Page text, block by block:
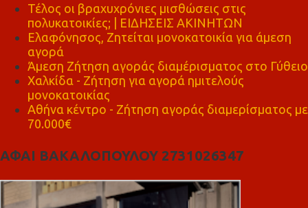
Τέλος οι βραχυχρόνιες μισθώσεις στις
πολυκατοικίες; | ΕΙΔΗΣΕΙΣ ΑΚΙΝΗΤΩΝ
Ελαφόνησος, Ζητείται μονοκατοικία για άμεση
αγορά
Άμεση Ζήτηση αγοράς διαμέρισματος στο Γύθειο
Χαλκίδα - Ζήτηση για αγορά ημιτελούς
μονοκατοικίας
Αθήνα κέντρο - Ζήτηση αγοράς διαμερίσματος με
70.000€
ΑΦΑΙ ΒΑΚΑΛΟΠΟΥΛΟΥ 2731026347